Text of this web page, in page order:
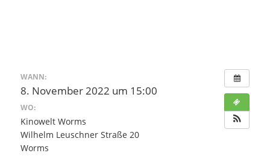
WANN:
8. November 2022 um 15:00
WO:
Kinowelt Worms
Wilhelm Leuschner Straße 20
Worms